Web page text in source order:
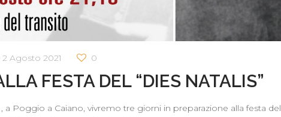
2 Agosto 2021 0
FESTA DEL “DIES NATALIS”
a Poggio a Caiano, vivremo tre giorni in preparazione alla festa del